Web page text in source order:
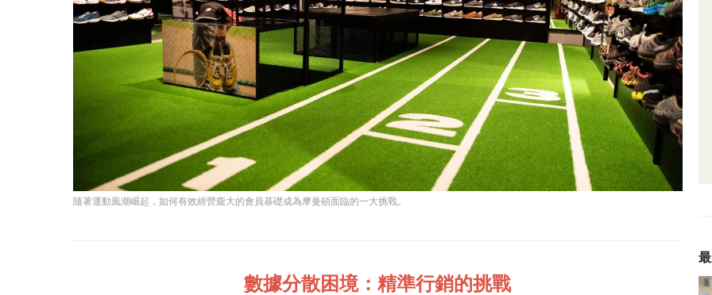
隨著運動風潮崛起，如何有效經營龐大的會員基礎成為摩曼頓面臨的一大挑戰。
數據分散困境：精準行銷的挑戰